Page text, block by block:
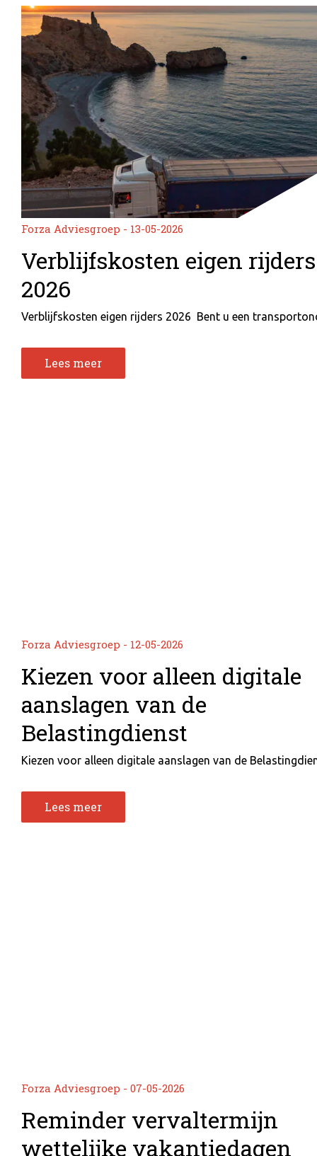
Forza Adviesgroep - 13-05-2026
Verblijfskosten eigen rijders
2026
Verblijfskosten eigen rijders 2026 Bent u een
Lees meer
Forza Adviesgroep - 12-05-2026
Kiezen voor alleen digitale
aanslagen van de
Belastingdienst
Kiezen voor alleen digitale aanslagen van de
Lees meer
Forza Adviesgroep - 07-05-2026
Reminder vervaltermijn
wettelijke vakantiedagen